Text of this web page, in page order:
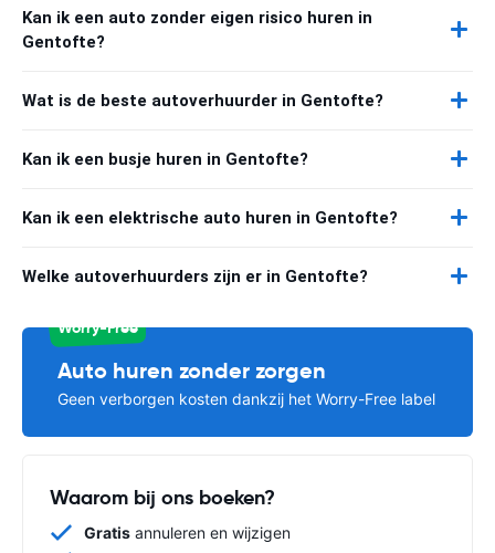
Kan ik een auto zonder eigen risico huren in
Gentofte?
Wat is de beste autoverhuurder in Gentofte?
Kan ik een busje huren in Gentofte?
Kan ik een elektrische auto huren in Gentofte?
Welke autoverhuurders zijn er in Gentofte?
Worry-Free
Auto huren zonder zorgen
Geen verborgen kosten dankzij het Worry-Free label
Waarom bij ons boeken?
Gratis annuleren en wijzigen